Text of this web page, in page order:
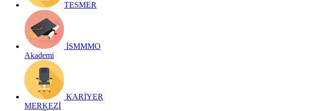
TESMER
İSMMMO
Akademi
KARİYER
MERKEZİ